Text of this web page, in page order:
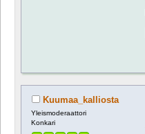
Kuumaa_kalliosta
Yleismoderaattori
Konkari